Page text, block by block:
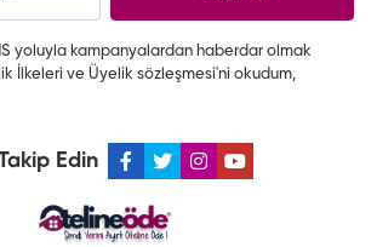
yoluyla kampanyalardan haberdar olmak
İlkeleri ve Üyelik sözleşmesi'ni okudum,
Edin